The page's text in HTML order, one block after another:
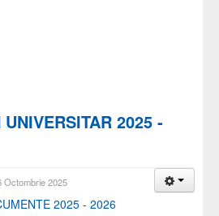
2025 -
Octombrie 2025
2025 - 2026